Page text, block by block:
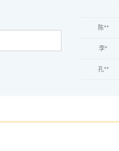
陈**
李*
孔**
越*
蒋*